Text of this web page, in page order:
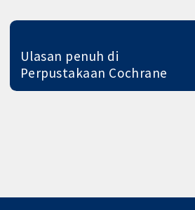
Ulasan penuh di
Perpustakaan Cochrane